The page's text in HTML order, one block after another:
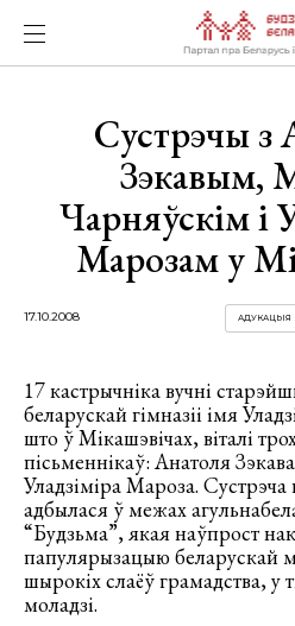
Сустрэчы з
Зэкавым,
Чарняўскім і
Марозам у
17.10.2008 АДУКАЦЫЯ
17 кастрычніка вучні
беларускай гімназіі імя
што ў Мікашэвічах, віталі
пісьменнікаў: Анатоля
Уладзіміра Мароза. Сустрэча
адбылася ў межах
“Будзьма”, якая наўпрост
папулярызацыю беларускай
шырокіх слаёў грамадства, у
моладзі.